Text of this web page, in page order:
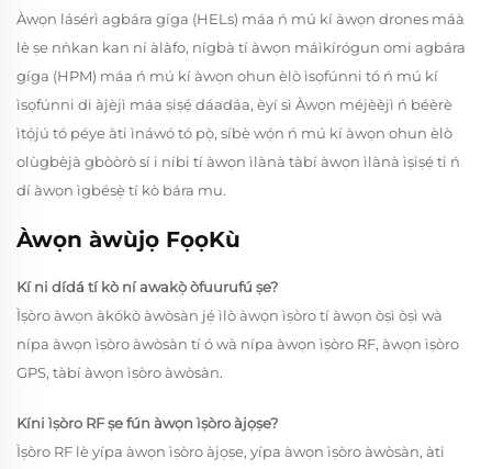
Àwọn lásérì agbára gíga (HELs) máa ń mú kí àwọn drones máà
lè ṣe nǹkan kan ní àlàfo, nígbà tí àwọn máìkírógun omi agbára
gíga (HPM) máa ń mú kí àwọn ohun èlò ìsọfúnni tó ń mú kí
ìsọfúnni di àjèjì máa ṣiṣẹ́ dáadáa, èyí sì Àwọn méjèèjì ń béèrè
ìtọ́jú tó péye àti ìnáwó tó pọ̀, síbẹ̀ wọ́n ń mú kí àwọn ohun èlò
olùgbèjà gbòòrò sí i níbi tí àwọn ìlànà tàbí àwọn ìlànà ìṣiṣẹ́ ti ń
dí àwọn ìgbésẹ̀ tí kò bára mu.
Àwọn àwùjọ FọọKù
Kí ni dídá tí kò ní awakọ̀ òfuurufú ṣe?
Ìṣòro àwọn àkókò àwòsàn jẹ́ ìlò àwọn ìṣòro tí àwọn òṣì òṣì wà
nípa àwọn ìṣòro àwòsàn tí ó wà nípa àwọn ìṣòro RF, àwọn ìṣòro
GPS, tàbí àwọn ìṣòro àwòsàn.
Kíni ìṣòro RF ṣe fún àwọn ìṣòro àjọṣe?
Ìṣòro RF lè yípa àwọn ìṣòro àjọṣe, yípa àwọn ìṣòro àwòsàn, àti